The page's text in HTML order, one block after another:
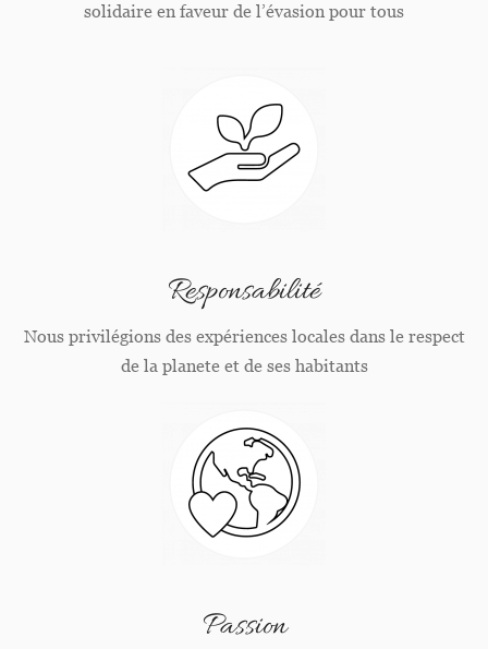
solidaire en faveur de l’évasion pour tous
Responsabilité
Nous privilégions des expériences locales dans le respect
de la planete et de ses habitants
Passion